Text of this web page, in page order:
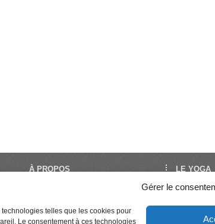
Gérer le
telles que les cookies pour
Le consentement à ces technologies
À PROPOS
créé et géré par la FNEY et l’UNY,
des associations de dimension
LE YOGA
Découvrir
Enseigner